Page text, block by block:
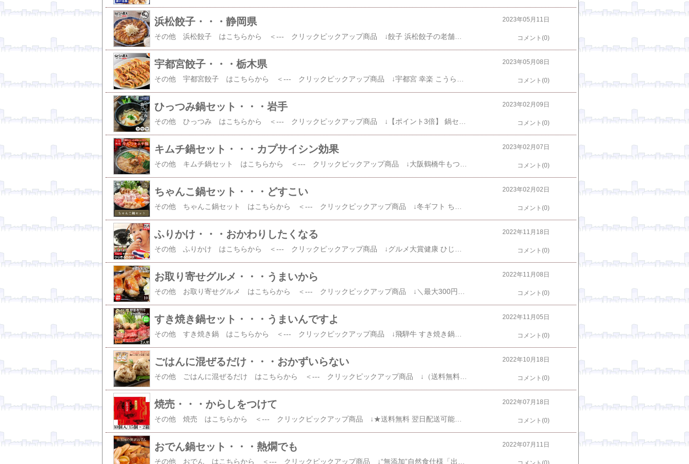
浜松餃子・・・静岡県 2023年05月11日
コメント(0)
宇都宮餃子・・・栃木県 2023年05月08日
コメント(0)
ひっつみ鍋セット・・・岩手 2023年02月09日
コメント(0)
キムチ鍋セット・・・カプサイシン効果 2023年02月07日
コメント(0)
ちゃんこ鍋セット・・・どすこい 2023年02月02日
コメント(0)
ふりかけ・・・おかわりしたくなる 2022年11月18日
コメント(0)
お取り寄せグルメ・・・うまいから 2022年11月08日
コメント(0)
すき焼き鍋セット・・・うまいんですよ
その他 すき焼き鍋 はこちらから ＜--- クリックピックアップ商品 ↓飛騨牛 すき焼き鍋セット 2人前 ヒルナンデスで紹介されました！《冷蔵でお届け》 送料無料牛肩ロース300g/ 生野菜 /割下/糸蒟蒻ギフト 贈り物 セット プレゼント ランキング 1位 楽天で購入 宮崎県産エビス鶏 すき焼きセット [4人前]■生鮮品■宮崎 お取り寄せグルメ お取り寄せ 肉 お鍋【宮崎県産】【お鍋】【鶏肉】【贈り物】【お歳暮】【ギフト】 楽天で購入
2022年11月05日
コメント(0)
ごはんに混ぜるだけ・・・おかずいらない
その他 ごはんに混ぜるだけ はこちらから ＜--- クリックピックアップ商品 ↓（送料無料）鶏めしの素 2合用 2パックセット（出来上がった白いご飯に混ぜるだけ）（鶏飯の具 とりめし かしわめし かしわ飯 大分県 ご当地 1000円 ぽっきり ポッキリ）（メール便発送で送料無料） 楽天で購入 (送料無料)高菜鶏めしの素 2合用 2パックセット(出来上がった白いご飯に混ぜるだけ)(たかな鶏飯の具 とりめし かしわめし かしわ飯 大分県 ご当地 1000円 ぽっきり ポッキリ)(メール便発送で送料無料) 楽天で購入
2022年10月18日
コメント(0)
焼売・・・からしをつけて
その他 焼売 はこちらから ＜--- クリックピックアップ商品 ↓★送料無料 翌日配送可能★ 崎陽軒 シウマイ 30個 (15個入り×2箱) 横浜 キヨウケン 真空パック シュウマイ 焼売 横浜名物 崎陽軒のシウマイ 崎陽軒シウマイ ギフト 内祝 楽天で購入 【楽天ランキング7冠】肉汁 焼売 ジャンボ シュウマイ 大きい 通常の1.5倍（45g×15個）口中に肉汁溢れる！ ギフト 惣菜 中華 点心 京都 お取り寄せ 送料無料 グルメ しゅうまい おつまみ 食品 冷凍 お弁当 おかず お歳暮 御歳暮 楽天で購入
2022年07月18日
コメント(0)
おでん鍋セット・・・熱燗でも 2022年07月11日